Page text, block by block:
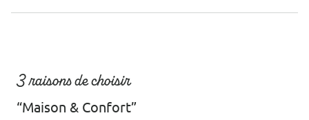
3 raisons de choisir
“Maison & Confort”